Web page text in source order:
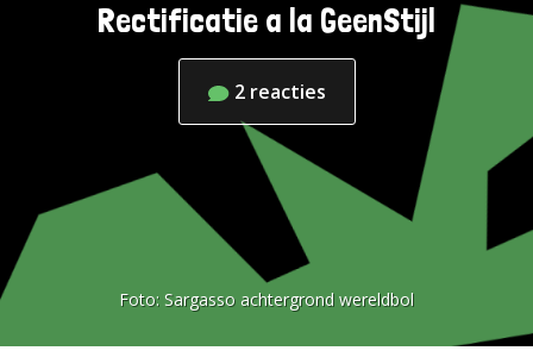
Rectificatie a la GeenStijl
2 reacties
Foto: Sargasso achtergrond wereldbol